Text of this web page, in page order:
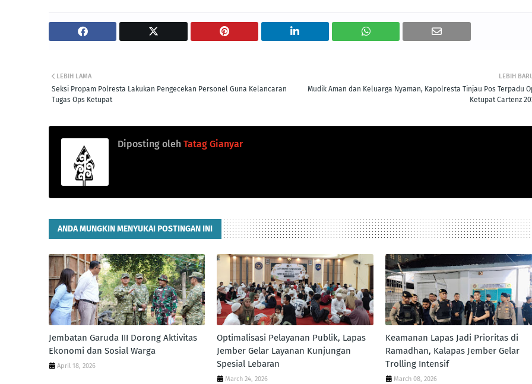
LEBIH
Mudik Aman dan Keluarga Nyaman, Kapolresta Tinjau Pos Terpadu
Ketupat Cartenz
LEBIH LAMA
Seksi Propam Polresta Lakukan Pengecekan Personel Guna Kelancaran
Tugas Ops Ketupat
Diposting oleh Tatag Gianyar
ANDA MUNGKIN MENYUKAI POSTINGAN INI
Jembatan Garuda III Dorong Aktivitas
Ekonomi dan Sosial Warga
April 18, 2026
Optimalisasi Pelayanan Publik, Lapas
Jember Gelar Layanan Kunjungan
Spesial Lebaran
March 24, 2026
Keamanan Lapas Jadi Prioritas di
Ramadhan, Kalapas Jember Gelar
Trolling Intensif
March 08, 2026